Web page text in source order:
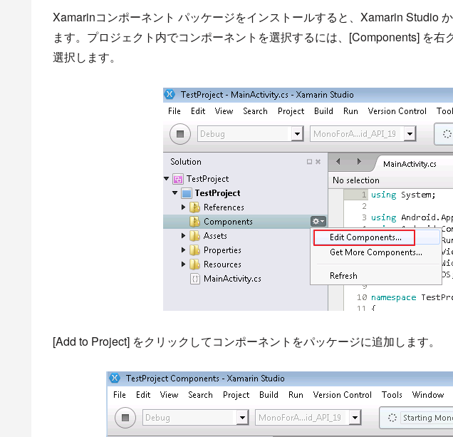
Xamarinコンポーネント パッケージをインストールすると、Xamarin Studio
ます。プロジェクト内でコンポーネントを選択するには、[Components] を右
選択します。
[Add to Project] をクリックしてコンポーネントをパッケージに追加します。